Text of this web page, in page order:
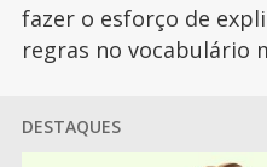
fazer o esforço de
regras no vocabulário
DESTAQUES